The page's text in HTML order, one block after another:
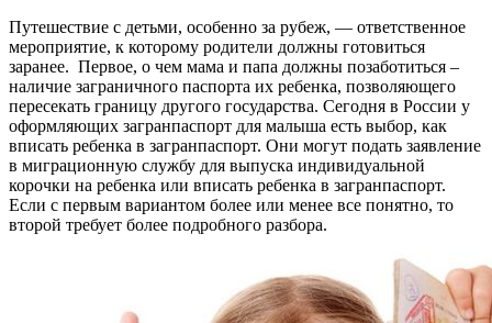
Путешествие с детьми, особенно за рубеж, — ответственное
мероприятие, к которому родители должны готовиться
заранее. Первое, о чем мама и папа должны позаботиться –
наличие заграничного паспорта их ребенка, позволяющего
пересекать границу другого государства. Сегодня в России у
оформляющих загранпаспорт для малыша есть выбор, как
вписать ребенка в загранпаспорт. Они могут подать заявление
в миграционную службу для выпуска индивидуальной
корочки на ребенка или вписать ребенка в загранпаспорт.
Если с первым вариантом более или менее все понятно, то
второй требует более подробного разбора.